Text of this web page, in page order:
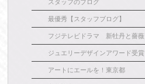
スタッフのブログ
最優秀【スタッフブログ】
フジテレビドラマ 新牡丹と薔薇
ジュエリーデザインアワード受賞
アートにエールを！東京都